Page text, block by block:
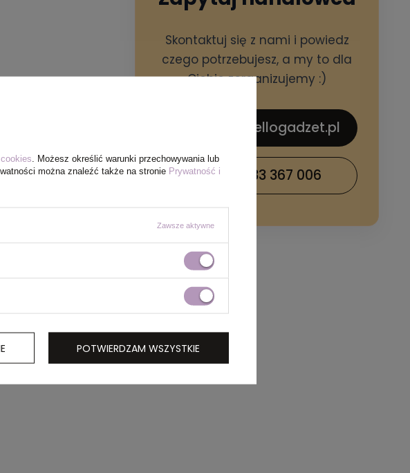
Skontaktuj się z nami i powiedz
czego potrzebujesz, a my to dla
Ciebie zorganizujemy :)
sklep@hellogadzet.pl
+48 733 367 006
. Możesz określić warunki przechowywania lub
można znaleźć także na stronie Prywatność i
Zawsze aktywne
POTWIERDZAM WSZYSTKIE